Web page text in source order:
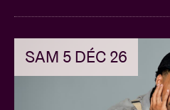
SAM 5 DÉC 26